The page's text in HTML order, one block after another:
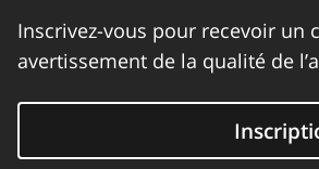
Inscrivez-vous pour recevoir un
avertissement de la qualité de